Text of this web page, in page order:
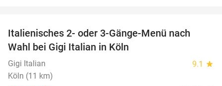
Italienisches 2- oder 3-Gänge-Menü nach
Wahl bei Gigi Italian in Köln
Gigi Italian 9.1 star
Köln (11 km)